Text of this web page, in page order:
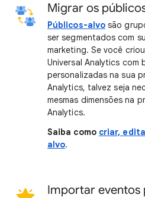
Migrar os
Públicos-alvo são
ser segmentados com
marketing. Se você
Universal Analytics com
personalizadas na sua
Analytics, talvez seja
mesmas dimensões na
Analytics.
Saiba como criar,
alvo.
Importar eventos